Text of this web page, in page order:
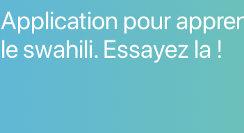
Application pour
le swahili. Essayez la !